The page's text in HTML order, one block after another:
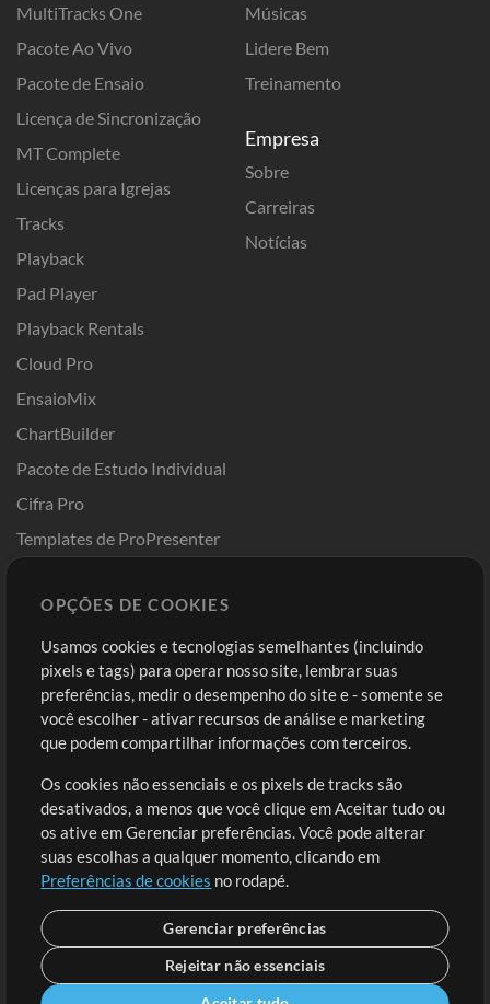
MultiTracks One
Pacote Ao Vivo
Pacote de Ensaio
Licença de Sincronização
MT Complete
Licenças para Igrejas
Tracks
Playback
Pad Player
Playback Rentals
Cloud Pro
EnsaioMix
ChartBuilder
Pacote de Estudo Individual
Cifra Pro
Templates de ProPresenter
Músicas
Lidere Bem
Treinamento
Empresa
Sobre
Carreiras
Notícias
Comprar Créditos
Conteúdo Grátis
Solicite uma Música
Extras
Sessões
Envie seu conteúdo
Playlist
MT Conference
Entre
Cadastre-se
Ir ao carrinho
OPÇÕES DE COOKIES
Usamos cookies e tecnologias semelhantes (incluindo
pixels e tags) para operar nosso site, lembrar suas
preferências, medir o desempenho do site e - somente se
você escolher - ativar recursos de análise e marketing
que podem compartilhar informações com terceiros.
Os cookies não essenciais e os pixels de tracks são
desativados, a menos que você clique em Aceitar tudo ou
os ative em Gerenciar preferências. Você pode alterar
suas escolhas a qualquer momento, clicando em
Preferências de cookies no rodapé.
Gerenciar preferências
Rejeitar não essenciais